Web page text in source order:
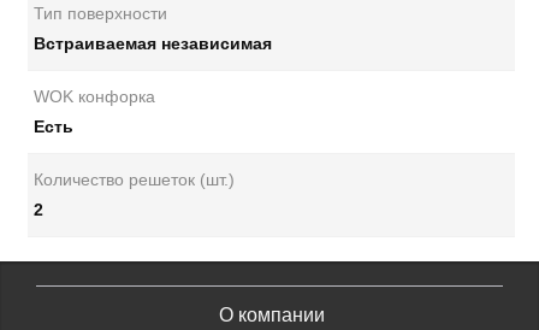
Тип поверхности
Встраиваемая независимая
WOK конфорка
Есть
Количество решеток (шт.)
2
О компании